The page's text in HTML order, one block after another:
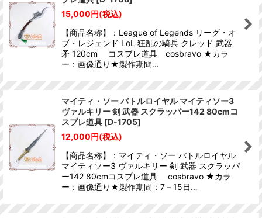
15,000円(税込)
【商品名称】：League of Legends リーグ・オ
ブ・レジェンド LoL 狂乱の騎兵 クレッド 武器
矛 120cm コスプレ道具 cosbravo ★カラ
ー：画像通り★製作期間…
マイティ・ソー バトルロイヤル マイティソー3
ヴァルキリー 剣 武器 スクラッパー142 80cmコ
スプレ道具 [D-1705]
12,000円(税込)
【商品名称】：マイティ・ソー バトルロイヤル
マイティソー3 ヴァルキリー 剣 武器 スクラッパ
ー142 80cmコスプレ道具 cosbravo ★カラ
ー：画像通り★製作期間：7－15日…